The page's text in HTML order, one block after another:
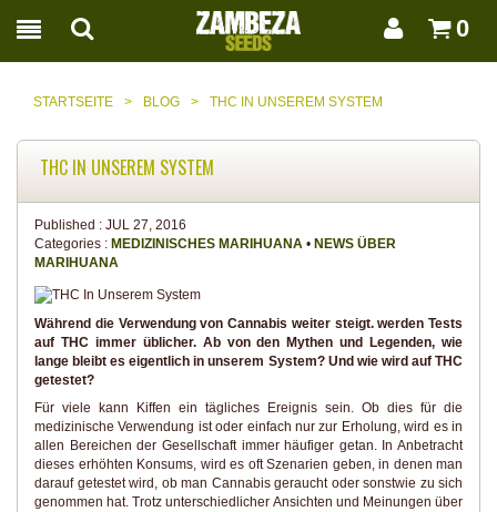
0
STARTSEITE > BLOG > THC IN UNSEREM SYSTEM
THC IN UNSEREM SYSTEM
Published : JUL 27, 2016
Categories : MEDIZINISCHES MARIHUANA • NEWS ÜBER
MARIHUANA
Während die Verwendung von Cannabis weiter steigt. werden Tests
auf THC immer üblicher. Ab von den Mythen und Legenden, wie
lange bleibt es eigentlich in unserem System? Und wie wird auf THC
getestet?
Für viele kann Kiffen ein tägliches Ereignis sein. Ob dies für die
medizinische Verwendung ist oder einfach nur zur Erholung, wird es in
allen Bereichen der Gesellschaft immer häufiger getan. In Anbetracht
dieses erhöhten Konsums, wird es oft Szenarien geben, in denen man
darauf getestet wird, ob man Cannabis geraucht oder sonstwie zu sich
genommen hat. Trotz unterschiedlicher Ansichten und Meinungen über